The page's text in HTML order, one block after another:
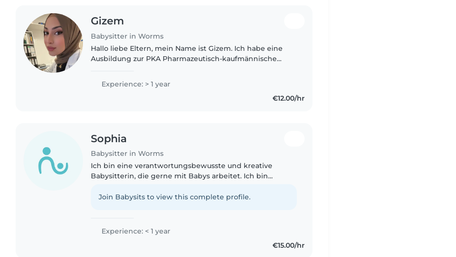
Gizem
Babysitter in Worms
Hallo liebe Eltern, mein Name ist Gizem. Ich habe eine
Ausbildung zur PKA Pharmazeutisch-kaufmännische
Experience: > 1 year
€12.00/hr
Sophia
Babysitter in Worms
Ich bin eine verantwortungsbewusste und kreative
Babysitterin, die gerne mit Babys arbeitet. Ich bin
zu basteln. Ich bin auch..
Join Babysits to view this complete profile.
Experience: < 1 year
€15.00/hr